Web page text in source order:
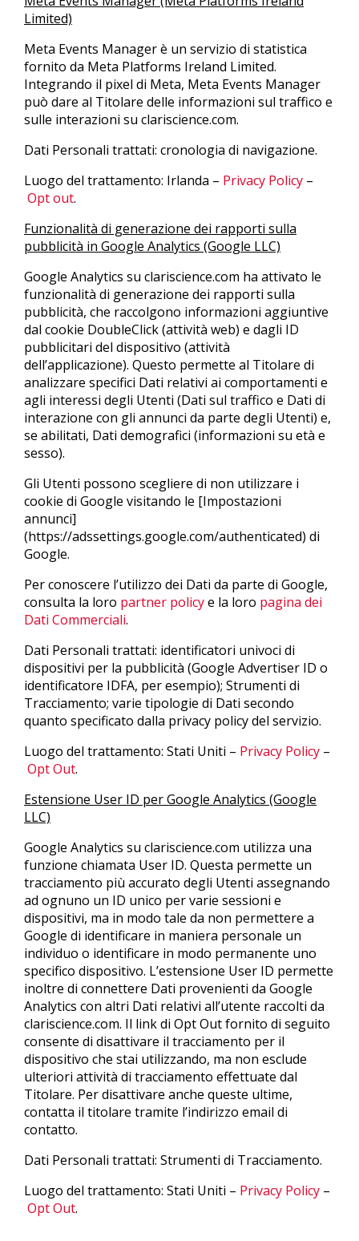
Limited)
Meta Events Manager è un servizio di statistica
fornito da Meta Platforms Ireland Limited.
Integrando il pixel di Meta, Meta Events Manager
può dare al Titolare delle informazioni sul traffico e
sulle interazioni su clariscience.com.
Dati Personali trattati: cronologia di navigazione.
Luogo del trattamento: Irlanda – Privacy Policy –
Opt out.
Funzionalità di generazione dei rapporti sulla
pubblicità in Google Analytics (Google LLC)
Google Analytics su clariscience.com ha attivato le
funzionalità di generazione dei rapporti sulla
pubblicità, che raccolgono informazioni aggiuntive
dal cookie DoubleClick (attività web) e dagli ID
pubblicitari del dispositivo (attività
dell’applicazione). Questo permette al Titolare di
analizzare specifici Dati relativi ai comportamenti e
agli interessi degli Utenti (Dati sul traffico e Dati di
interazione con gli annunci da parte degli Utenti) e,
se abilitati, Dati demografici (informazioni su età e
sesso).
Gli Utenti possono scegliere di non utilizzare i
cookie di Google visitando le [Impostazioni
annunci]
(https://adssettings.google.com/authenticated) di
Google.
Per conoscere l’utilizzo dei Dati da parte di Google,
consulta la loro partner policye la loro pagina dei
Dati Commerciali.
Dati Personali trattati: identificatori univoci di
dispositivi per la pubblicità (Google Advertiser ID o
identificatore IDFA, per esempio); Strumenti di
Tracciamento; varie tipologie di Dati secondo
quanto specificato dalla privacy policy del servizio.
Luogo del trattamento: Stati Uniti – Privacy Policy –
Opt Out.
Estensione User ID per Google Analytics (Google
LLC)
Google Analytics su clariscience.com utilizza una
funzione chiamata User ID. Questa permette un
tracciamento più accurato degli Utenti assegnando
ad ognuno un ID unico per varie sessioni e
dispositivi, ma in modo tale da non permettere a
Google di identificare in maniera personale un
individuo o identificare in modo permanente uno
specifico dispositivo. L’estensione User ID permette
inoltre di connettere Dati provenienti da Google
Analytics con altri Dati relativi all’utente raccolti da
clariscience.com. Il link di Opt Out fornito di seguito
consente di disattivare il tracciamento per il
dispositivo che stai utilizzando, ma non esclude
ulteriori attività di tracciamento effettuate dal
Titolare. Per disattivare anche queste ultime,
contatta il titolare tramite l’indirizzo email di
contatto.
Dati Personali trattati: Strumenti di Tracciamento.
Luogo del trattamento: Stati Uniti – Privacy Policy –
Opt Out.